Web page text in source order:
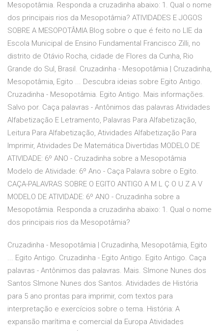
Mesopotâmia. Responda a cruzadinha abaixo: 1. Qual o nome
dos principais rios da Mesopotâmia? ATIVIDADES E JOGOS
SOBRE A MESOPOTÂMIA Blog sobre o que é feito no LIE da
Escola Municipal de Ensino Fundamental Francisco Zilli, no
distrito de Otávio Rocha, cidade de Flores da Cunha, Rio
Grande do Sul, Brasil. Cruzadinha - Mesopotâmia | Cruzadinha,
Mesopotâmia, Egito ... Descubra ideias sobre Egito Antigo.
Cruzadinha - Mesopotâmia. Egito Antigo. Mais informações.
Salvo por. Caça palavras - Antônimos das palavras Atividades
Alfabetização E Letramento, Palavras Para Alfabetização,
Leitura Para Alfabetização, Atividades Alfabetização Para
Imprimir, Atividades De Matemática Divertidas MODELO DE
ATIVIDADE: 6º ANO - Cruzadinha sobre a Mesopotâmia
Modelo de Atividade: 6º Ano - Caça Palavra sobre o Egito.
CAÇA-PALAVRAS SOBRE O EGITO ANTIGO A M L Ç O U Z A V
MODELO DE ATIVIDADE: 6º ANO - Cruzadinha sobre a
Mesopotâmia. Responda a cruzadinha abaixo: 1. Qual o nome
dos principais rios da Mesopotâmia?
Cruzadinha - Mesopotâmia | Cruzadinha, Mesopotâmia, Egito
... Egito Antigo. Cruzadinha - Egito Antigo. Egito Antigo. Caça
palavras - Antônimos das palavras. Mais. SImone Nunes dos
Santos SImone Nunes dos Santos. Atividades de História
para 5 ano prontas para imprimir, com textos para
interpretação e exercícios sobre o tema. História: A
expansão marítima e comercial da Europa Atividades